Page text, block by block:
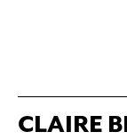
CLAIRE